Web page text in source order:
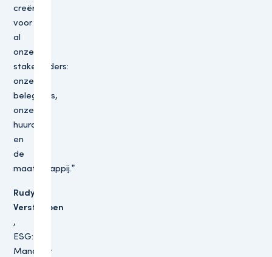
creëren
voor
al
onze
stakeholders:
onze
beleggers,
onze
huurders,
en
de
maatschappij.”
Rudy
Verstappen
,
ESG:
Manager